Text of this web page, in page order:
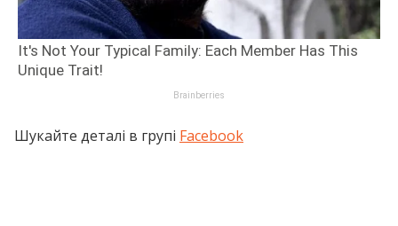
Шукайте деталі в групі Facebook